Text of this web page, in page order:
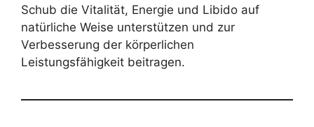
Schub die Vitalität, Energie und Libido auf
natürliche Weise unterstützen und zur
Verbesserung der körperlichen
Leistungsfähigkeit beitragen.